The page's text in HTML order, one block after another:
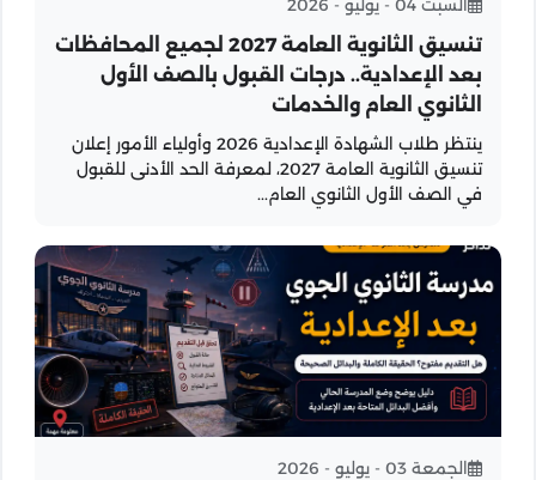
السبت 04 - يوليو - 2026
تنسيق الثانوية العامة 2027 لجميع المحافظات
بعد الإعدادية.. درجات القبول بالصف الأول
الثانوي العام والخدمات
ينتظر طلاب الشهادة الإعدادية 2026 وأولياء الأمور إعلان
تنسيق الثانوية العامة 2027، لمعرفة الحد الأدنى للقبول
في الصف الأول الثانوي العام...
الجمعة 03 - يوليو - 2026